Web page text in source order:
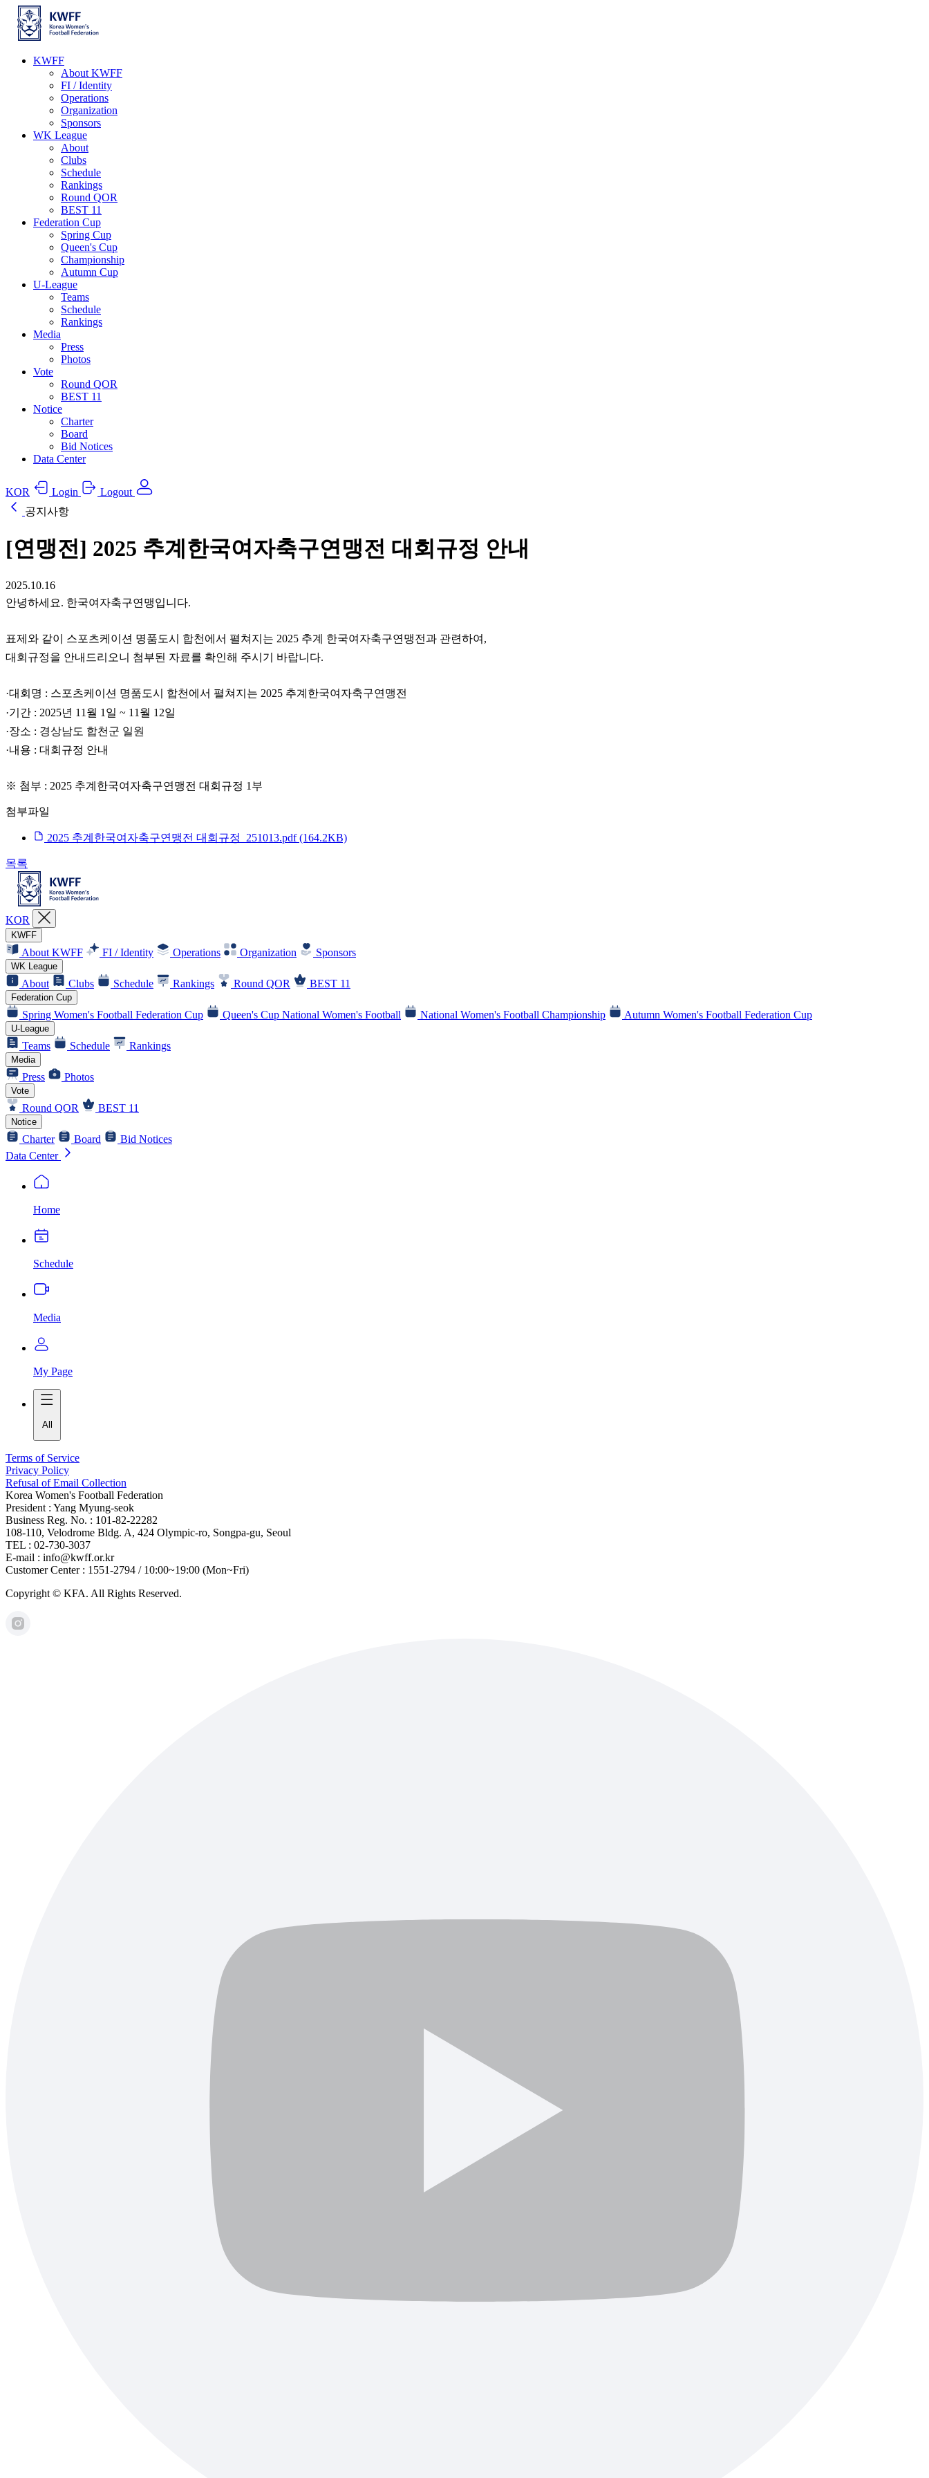
KWFF
About KWFF
FI / Identity
Operations
Organization
Sponsors
WK League
About
Clubs
Schedule
Rankings
Round QOR
BEST 11
Federation Cup
Spring Cup
Queen's Cup
Championship
Autumn Cup
U-League
Teams
Schedule
Rankings
Media
Press
Photos
Vote
Round QOR
BEST 11
Notice
Charter
Board
Bid Notices
Data Center
KOR Login
Logout
공지사항
[연맹전] 2025 추계한국여자축구연맹전 대회규정 안내
2025.10.16
안녕하세요. 한국여자축구연맹입니다.
표제와 같이 스포츠케이션 명품도시 합천에서 펼쳐지는 2025 추계 한국여자축구연맹전과 관련하여,
대회규정을 안내드리오니 첨부된 자료를 확인해 주시기 바랍니다.
·대회명 : 스포츠케이션 명품도시 합천에서 펼쳐지는 2025 추계한국여자축구연맹전
·기간 : 2025년 11월 1일 ~ 11월 12일
·장소 : 경상남도 합천군 일원
·내용 : 대회규정 안내
※ 첨부 : 2025 추계한국여자축구연맹전 대회규정 1부
첨부파일
2025 추계한국여자축구연맹전 대회규정_251013.pdf (164.2KB)
목록
KOR
KWFF
About KWFF FI / Identity Operations Organization Sponsors
WK League
About Clubs Schedule Rankings Round QOR BEST 11
Federation Cup
Spring Women's Football Federation Cup Queen's Cup National Women's Football National Women's Football Championship Autumn Women's Football Federation Cup
U-League
Teams Schedule Rankings
Media
Press Photos
Vote
Round QOR BEST 11
Notice
Charter Board
Bid Notices
Data Center
Home
Schedule
Media
My Page
All
Terms of Service
Privacy Policy
Refusal of Email Collection
Korea Women's Football Federation
President : Yang Myung-seok
Business Reg. No. : 101-82-22282
108-110, Velodrome Bldg. A, 424 Olympic-ro, Songpa-gu, Seoul
TEL : 02-730-3037
E-mail : info@kwff.or.kr
Customer Center : 1551-2794 / 10:00~19:00 (Mon~Fri)
Copyright © KFA. All Rights Reserved.